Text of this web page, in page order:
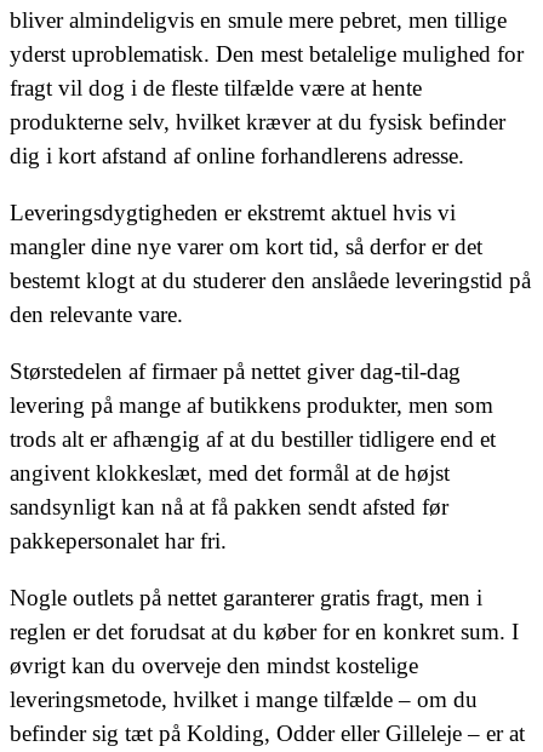
bliver almindeligvis en smule mere pebret, men tillige
yderst uproblematisk. Den mest betalelige mulighed for
fragt vil dog i de fleste tilfælde være at hente
produkterne selv, hvilket kræver at du fysisk befinder
dig i kort afstand af online forhandlerens adresse.
Leveringsdygtigheden er ekstremt aktuel hvis vi
mangler dine nye varer om kort tid, så derfor er det
bestemt klogt at du studerer den anslåede leveringstid på
den relevante vare.
Størstedelen af firmaer på nettet giver dag-til-dag
levering på mange af butikkens produkter, men som
trods alt er afhængig af at du bestiller tidligere end et
angivent klokkeslæt, med det formål at de højst
sandsynligt kan nå at få pakken sendt afsted før
pakkepersonalet har fri.
Nogle outlets på nettet garanterer gratis fragt, men i
reglen er det forudsat at du køber for en konkret sum. I
øvrigt kan du overveje den mindst kostelige
leveringsmetode, hvilket i mange tilfælde – om du
befinder sig tæt på Kolding, Odder eller Gilleleje – er at